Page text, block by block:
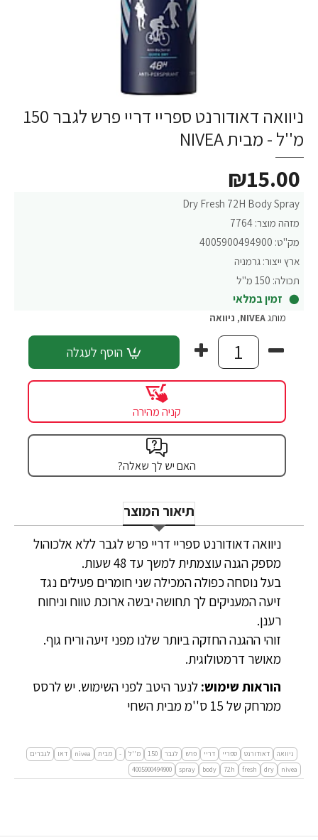
ניוואה דאודורנט ספריי דריי פרש לגבר 150
מ''ל - מבית NIVEA
Dry Fresh 72H Body Spray
מזהה מוצר: 7764
מק"ט: 4005900494900
ארץ ייצור: גרמניה
תכולה: 150 מ"ל
זמין במלאי
₪15.00
מותגNIVEA
, ניוואה
הוסף לעגלה
קניה מהירה
האם יש לך שאלה?
תיאור המוצר
ניוואה דאודורנט ספריי דריי פרש לגבר ללא אלכוהול
מספק הגנה עוצמתית למשך עד 48 שעות.
בעל נוסחה כפולה המכילה שני חומרים פעילים נגד
זיעה המעניקים לך תחושה יבשה ארוכת טווח וניחוח
רענן.
זוהי ההגנה החזקה ביותר שלנו מפני זיעה וריח גוף.
מאושר דרמטולוגית.
הוראות שימוש: לנער היטב לפני השימוש. יש לרסס
ממרחק של 15 ס''מ מבית השחי
ניוואה דאודורנט ספריי דריי פרש לגבר 150 מ''ל - מבית nivea דאו
לגברים
nivea
dry
fresh
72h
body
spray
4005900494900